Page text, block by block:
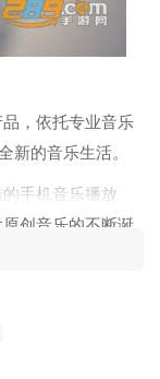
，依托专业音乐
新的音乐生活。
手机音乐播放
创音乐的不断诞
易云音乐，听个性
音乐社区，一个